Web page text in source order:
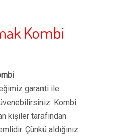
Kombi
garanti ile
Kombi
kişiler tarafından
Çünkü aldığınız